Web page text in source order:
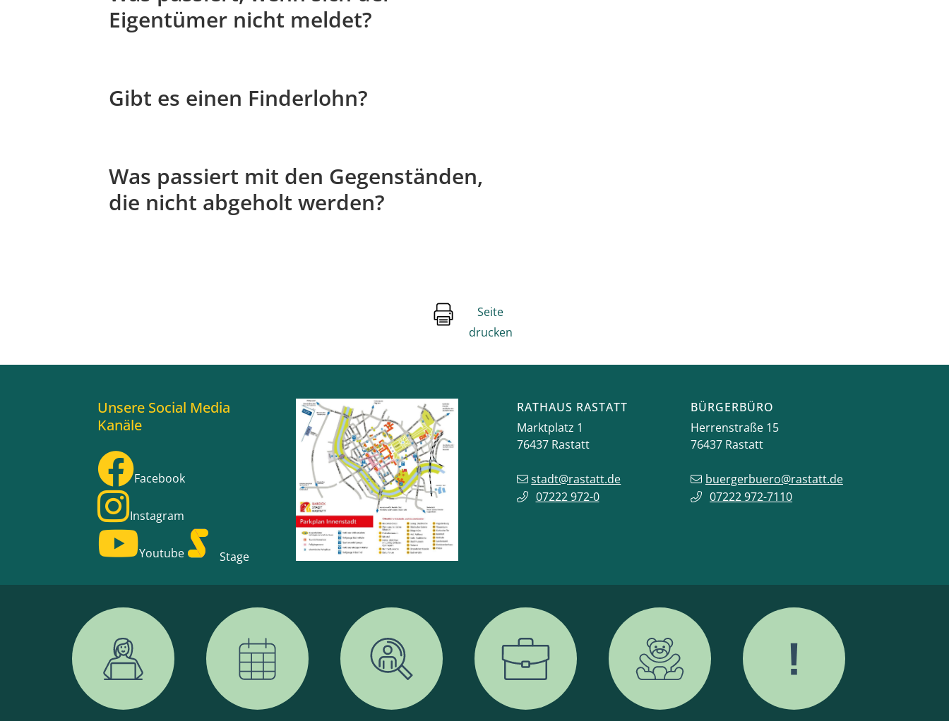
Eigentümer nicht meldet?
Gibt es einen Finderlohn?
Was passiert mit den Gegenständen,
die nicht abgeholt werden?
Seite
drucken
Unsere Social Media
Kanäle
Facebook
Instagram
Youtube Stage
RATHAUS RASTATT
Marktplatz 1
76437 Rastatt
stadt@rastatt.de
07222 972-0
BÜRGERBÜRO
Herrenstraße 15
76437 Rastatt
buergerbuero@rastatt.de
07222 972-7110